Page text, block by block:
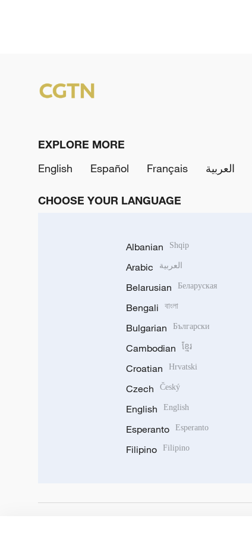
EXPLORE MORE
English
Español Français العربية
CHOOSE YOUR LANGUAGE
Albanian Shqip
Arabic العربية
Belarusian Беларуская
Bengali বাংলা
Bulgarian Български
Cambodian ខ្មែរ
Croatian Hrvatski
Czech Český
English English
Esperanto Esperanto
Filipino Filipino